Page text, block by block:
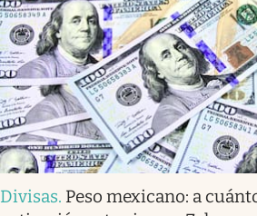
Divisas. Peso mexicano: a